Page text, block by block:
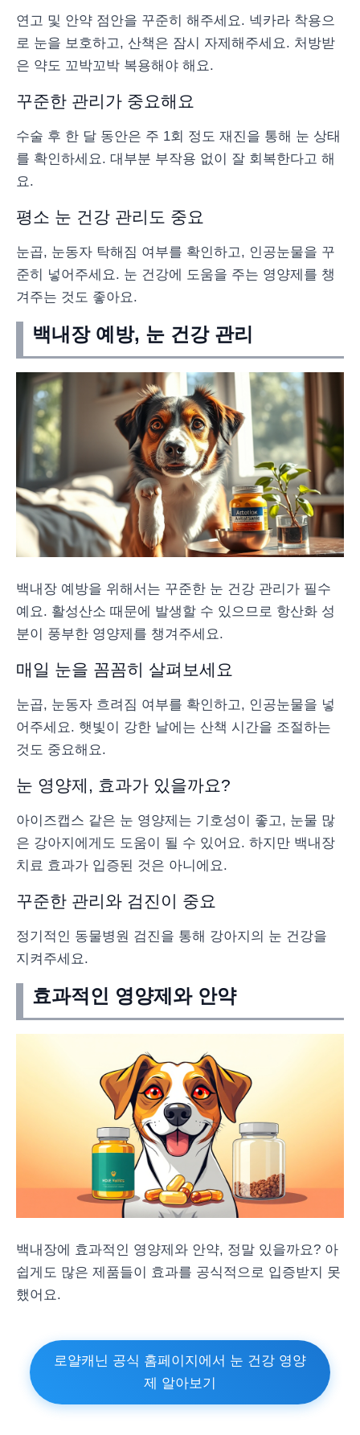
연고 및 안약 점안을 꾸준히 해주세요. 넥카라 착용으
로 눈을 보호하고, 산책은 잠시 자제해주세요. 처방받
은 약도 꼬박꼬박 복용해야 해요.
꾸준한 관리가 중요해요
수술 후 한 달 동안은 주 1회 정도 재진을 통해 눈 상태
를 확인하세요. 대부분 부작용 없이 잘 회복한다고 해
요.
평소 눈 건강 관리도 중요
눈곱, 눈동자 탁해짐 여부를 확인하고, 인공눈물을 꾸
준히 넣어주세요. 눈 건강에 도움을 주는 영양제를 챙
겨주는 것도 좋아요.
백내장 예방, 눈 건강 관리
백내장 예방을 위해서는 꾸준한 눈 건강 관리가 필수
예요. 활성산소 때문에 발생할 수 있으므로 항산화 성
분이 풍부한 영양제를 챙겨주세요.
매일 눈을 꼼꼼히 살펴보세요
눈곱, 눈동자 흐려짐 여부를 확인하고, 인공눈물을 넣
어주세요. 햇빛이 강한 날에는 산책 시간을 조절하는
것도 중요해요.
눈 영양제, 효과가 있을까요?
아이즈캡스 같은 눈 영양제는 기호성이 좋고, 눈물 많
은 강아지에게도 도움이 될 수 있어요. 하지만 백내장
치료 효과가 입증된 것은 아니에요.
꾸준한 관리와 검진이 중요
정기적인 동물병원 검진을 통해 강아지의 눈 건강을
지켜주세요.
효과적인 영양제와 안약
백내장에 효과적인 영양제와 안약, 정말 있을까요? 아
쉽게도 많은 제품들이 효과를 공식적으로 입증받지 못
했어요.
로얄캐닌 공식 홈페이지에서 눈 건강 영양
제 알아보기